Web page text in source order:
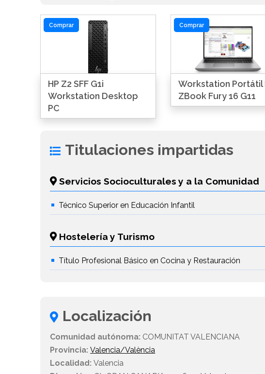
Comprar
HP Z2 SFF G1i
Workstation Desktop
PC
Comprar
Workstation Portátil
ZBook Fury 16 G11
Titulaciones impartidas
Servicios Socioculturales y a la Comunidad
Técnico Superior en Educación Infantil
Hostelería y Turismo
Título Profesional Básico en Cocina y Restauración
Localización
Comunidad autónoma: COMUNITAT VALENCIANA
Provincia: Valencia/València
Localidad: Valencia